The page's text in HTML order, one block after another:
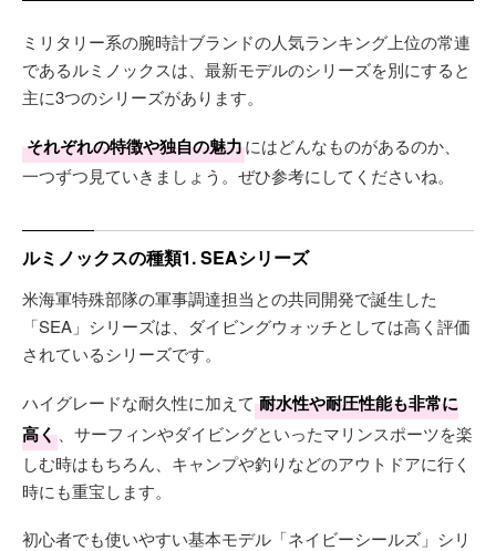
ミリタリー系の腕時計ブランドの人気ランキング上位の常連
であるルミノックスは、最新モデルのシリーズを別にすると
主に3つのシリーズがあります。
それぞれの特徴や独自の魅力にはどんなものがあるのか、
一つずつ見ていきましょう。ぜひ参考にしてくださいね。
ルミノックスの種類1. SEAシリーズ
米海軍特殊部隊の軍事調達担当との共同開発で誕生した
「SEA」シリーズは、ダイビングウォッチとしては高く評価
されているシリーズです。
ハイグレードな耐久性に加えて 耐水性や耐圧性能も非常に
高く 、サーフィンやダイビングといったマリンスポーツを楽
しむ時はもちろん、キャンプや釣りなどのアウトドアに行く
時にも重宝します。
初心者でも使いやすい基本モデル「ネイビーシールズ」シリ